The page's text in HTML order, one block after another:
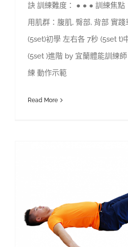
訣 訓練難度： ● ● ● 訓練焦點
用肌群：腹肌, 臀部, 背部 實
(5set)初學 左右各 7秒 (5set t)
(5set )進階 by 宜蘭體能訓練
練 動作示範
Read More